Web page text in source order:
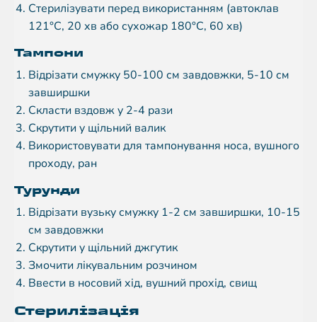
Стерилізувати перед використанням (автоклав
121°C, 20 хв або сухожар 180°C, 60 хв)
Тампони
Відрізати смужку 50-100 см завдовжки, 5-10 см
завширшки
Скласти вздовж у 2-4 рази
Скрутити у щільний валик
Використовувати для тампонування носа, вушного
проходу, ран
Турунди
Відрізати вузьку смужку 1-2 см завширшки, 10-15
см завдовжки
Скрутити у щільний джгутик
Змочити лікувальним розчином
Ввести в носовий хід, вушний прохід, свищ
Стерилізація